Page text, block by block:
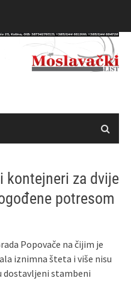
kontejneri za dvije
potresom
Popovače na čijim je
iznimna šteta i više nisu
dostavljeni stambeni